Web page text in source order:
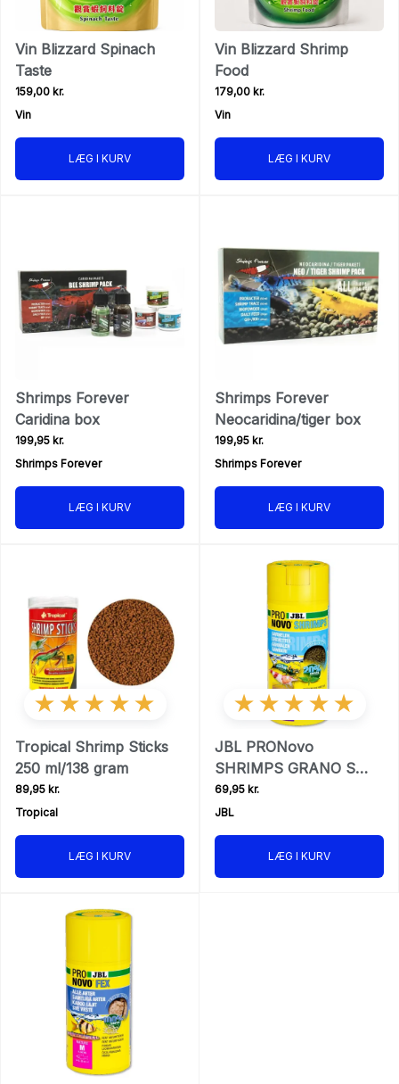
Vin Blizzard Spinach
Taste
159,00 kr.
Vin
LÆG I KURV
Vin Blizzard Shrimp
Food
179,00 kr.
Vin
LÆG I KURV
Shrimps Forever
Caridina box
199,95 kr.
Shrimps Forever
LÆG I KURV
Shrimps Forever
Neocaridina/tiger box
199,95 kr.
Shrimps Forever
LÆG I KURV
★★★★★
Tropical Shrimp Sticks
250 ml/138 gram
89,95 kr.
Tropical
LÆG I KURV
★★★★★
JBL PRONovo
SHRIMPS GRANO S
250 ml/145 gr
69,95 kr.
JBL
LÆG I KURV